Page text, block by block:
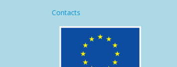
Contacts